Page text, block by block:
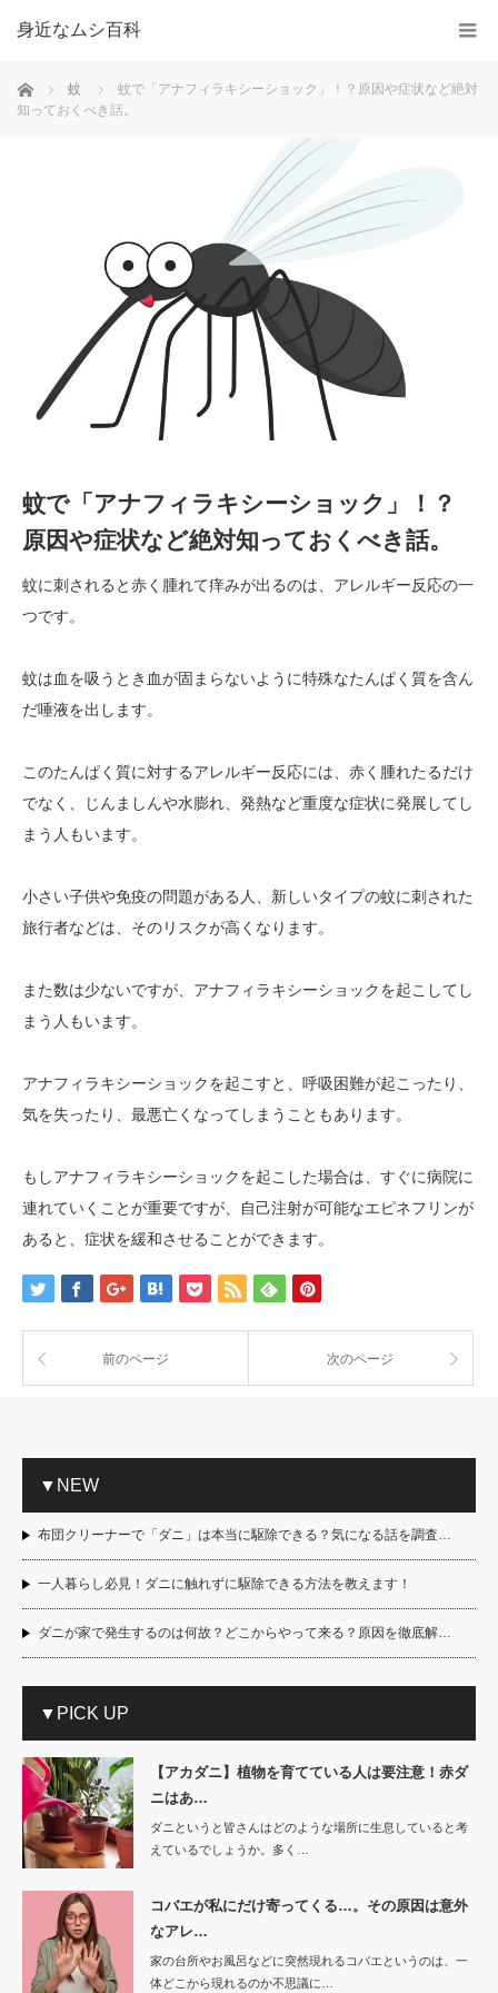
身近なムシ百科
ホーム 蚊
蚊で「アナフィラキシーショック」！？原因や症状など絶対
知っておくべき話。
蚊で「アナフィラキシーショック」！？
原因や症状など絶対知っておくべき話。
蚊に刺されると赤く腫れて痒みが出るのは、アレルギー反応の一
つです。
蚊は血を吸うとき血が固まらないように特殊なたんぱく質を含ん
だ唾液を出します。
このたんぱく質に対するアレルギー反応には、赤く腫れたるだけ
でなく、じんましんや水膨れ、発熱など重度な症状に発展してし
まう人もいます。
小さい子供や免疫の問題がある人、新しいタイプの蚊に刺された
旅行者などは、そのリスクが高くなります。
また数は少ないですが、アナフィラキシーショックを起こしてし
まう人もいます。
アナフィラキシーショックを起こすと、呼吸困難が起こったり、
気を失ったり、最悪亡くなってしまうこともあります。
もしアナフィラキシーショックを起こした場合は、すぐに病院に
連れていくことが重要ですが、自己注射が可能なエピネフリンが
あると、症状を緩和させることができます。
前のページ 次のページ
▼NEW
布団クリーナーで「ダニ」は本当に駆除できる？気になる話を調査…
一人暮らし必見！ダニに触れずに駆除できる方法を教えます！
ダニが家で発生するのは何故？どこからやって来る？原因を徹底解…
▼PICK UP
【アカダニ】植物を育てている人は要注意！赤ダ
ニはあ…
ダニというと皆さんはどのような場所に生息していると考
えているでしょうか。多く…
コバエが私にだけ寄ってくる…。その原因は意外
なアレ…
家の台所やお風呂などに突然現れるコバエというのは、一
体どこから現れるのか不思議に…